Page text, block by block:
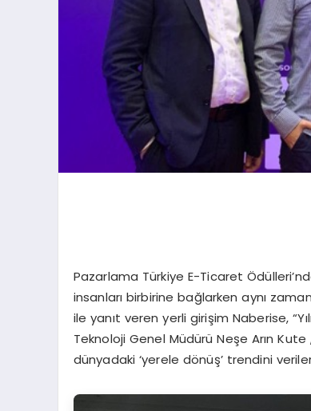
Pazarlama Türkiye E-Ticaret
insanları birbirine bağlarken aynı
ile yanıt veren yerli girişim Naberise,
Teknoloji Genel Müdürü Neşe Arın
dünyadaki ‘yerele dönüş’ trendini